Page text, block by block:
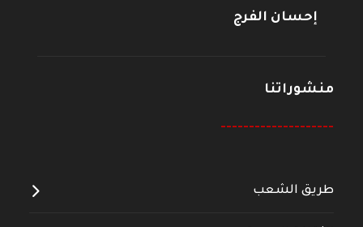
إحسان الفرج
منشوراتنا
--------------------
طريق الشعب